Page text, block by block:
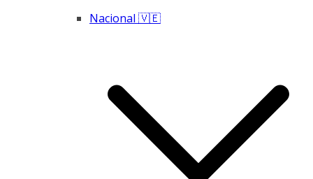
Nacional 🇻🇪